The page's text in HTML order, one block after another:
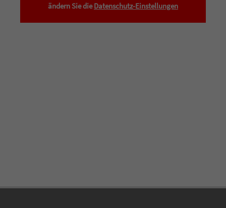
ändern Sie dieDatenschutz-Einstellungen